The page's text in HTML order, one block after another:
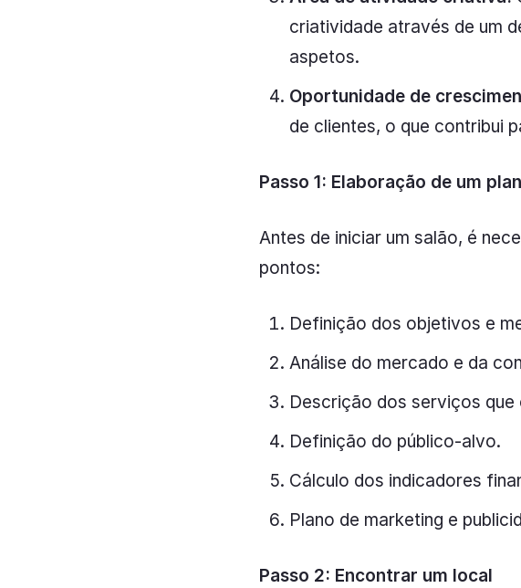
criatividade através de um
aspetos.
Oportunidade de
de clientes, o que contribui
Passo 1: Elaboração de um
Antes de iniciar um salão, é
pontos:
Definição dos objetivos e
Análise do mercado e da
Descrição dos serviços que
Definição do público-alvo.
Cálculo dos indicadores
Plano de marketing e
Passo 2: Encontrar um local